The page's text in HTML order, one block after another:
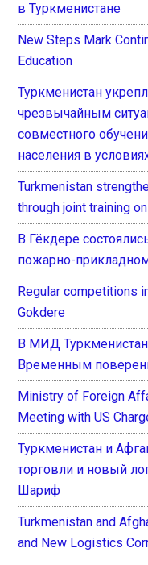
в Туркменистане
New Steps Mark
Education
Туркменистан
чрезвычайным
совместного
населения в
Turkmenistan
through joint training
В Гёкдере
пожарно-
Regular competitions
Gokdere
В МИД
Временным
Ministry of Foreign
Meeting with US
Туркменистан и
торговли и новый
Шариф
Turkmenistan and
and New Logistics